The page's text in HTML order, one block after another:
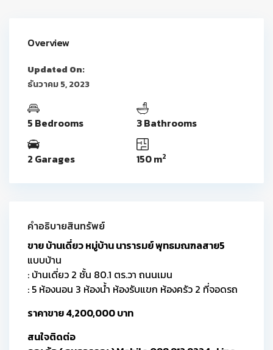
Overview
Updated On:
ธันวาคม 5, 2023
5 Bedrooms 3 Bathrooms
2 Garages 150 m2
คำอธิบายสินทรัพย์
ขาย บ้านเดี่ยว หมู่บ้าน นารารมย์ พุทธมณฑลสาย5
แบบบ้าน
: บ้านเดี่ยว 2 ชั้น 80.1 ตร.วา ถนนเมน
: 5 ห้องนอน 3 ห้องน้ำ ห้องรับแขก ห้องครัว 2 ที่จอดรถ
ราคาขาย 4,200,000 บาท
สนใจติดต่อ